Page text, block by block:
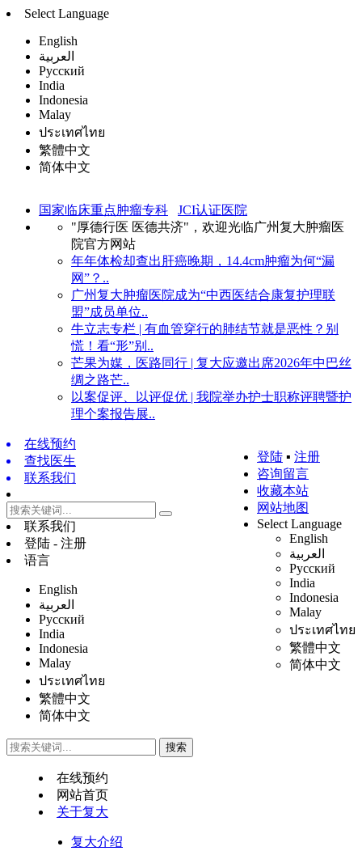
Select Language
English
العربية
Русский
India
Indonesia
Malay
ประเทศไทย
繁體中文
简体中文
国家临床重点肿瘤专科
JCI认证医院
"厚德行医 医德共济"，欢迎光临广州复大肿瘤医
院官方网站
年年体检却查出肝癌晚期，14.4cm肿瘤为何“漏
网”？..
广州复大肿瘤医院成为“中西医结合康复护理联
盟”成员单位..
牛立志专栏 | 有血管穿行的肺结节就是恶性？别
慌！看“形”别..
芒果为媒，医路同行 | 复大应邀出席2026年中巴丝
绸之路芒..
以案促评、以评促优 | 我院举办护士职称评聘暨护
理个案报告展..
登陆 ▪ 注册
咨询留言
收藏本站
网站地图
Select Language
English
العربية
Русский
India
Indonesia
Malay
ประเทศไทย
繁體中文
简体中文
在线预约
查找医生
联系我们
联系我们
登陆 - 注册
语言
English
العربية
Русский
India
Indonesia
Malay
ประเทศไทย
繁體中文
简体中文
在线预约
网站首页
关于复大
复大介绍